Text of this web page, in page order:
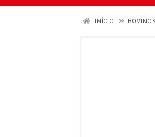
INÍCIO